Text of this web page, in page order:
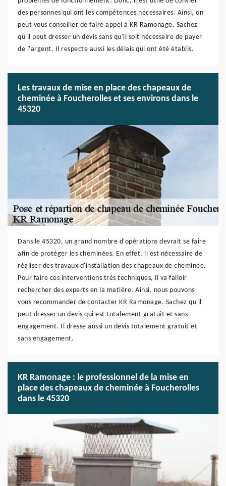
des personnes qui ont les compétences nécessaires. Ainsi, on
peut vous conseiller de faire appel à KR Ramonage. Sachez
qu'il peut dresser un devis sans qu'il soit nécessaire de payer
de l'argent. Il respecte aussi les délais qui ont été établis.
Les travaux de mise en place des chapeaux de
cheminée à Foucherolles et ses environs dans le
45320
Dans le 45320, un grand nombre d'opérations devrait se faire
afin de protéger les cheminées. En effet, il est nécessaire de
réaliser des travaux d'installation des chapeaux de cheminée.
Pour faire ces interventions très techniques, il va falloir
rechercher des experts en la matière. Ainsi, nous pouvons
vous recommander de contacter KR Ramonage. Sachez qu'il
peut dresser un devis qui est totalement gratuit et sans
engagement. Il dresse aussi un devis totalement gratuit et
sans engagement.
KR Ramonage : le professionnel de la mise en
place des chapeaux de cheminée à Foucherolles
dans le 45320